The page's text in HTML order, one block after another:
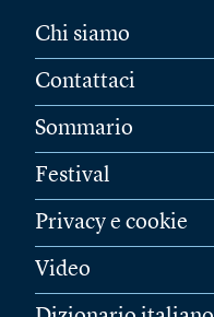
Chi siamo
Contattaci
Sommario
Festival
Privacy e cookie
Video